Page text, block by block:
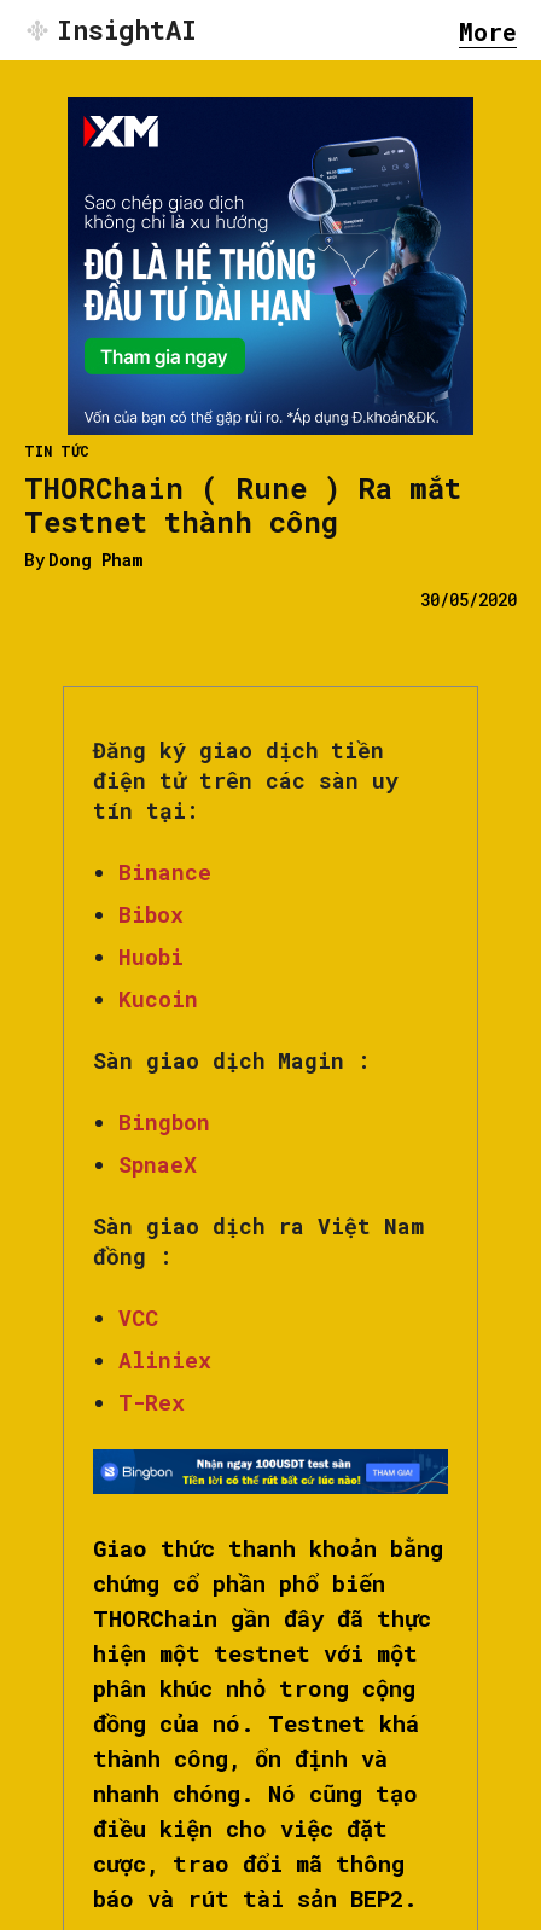
InsightAI More
TIN TỨC
THORChain ( Rune ) Ra mắt
Testnet thành công
By Dong Pham
30/05/2020
Đăng ký giao dịch tiền
điện tử trên các sàn uy
tín tại:
Binance
Bibox
Huobi
Kucoin
Sàn giao dịch Magin :
Bingbon
SpnaeX
Sàn giao dịch ra Việt Nam
đồng :
VCC
Aliniex
T-Rex
Giao thức thanh khoản bằng
chứng cổ phần phổ biến
THORChain gần đây đã thực
hiện một testnet với một
phân khúc nhỏ trong cộng
đồng của nó. Testnet khá
thành công, ổn định và
nhanh chóng. Nó cũng tạo
điều kiện cho việc đặt
cược, trao đổi mã thông
báo và rút tài sản BEP2.